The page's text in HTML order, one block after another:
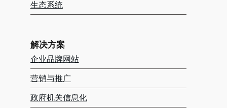
生态系统
解决方案
企业品牌网站
营销与推广
政府机关信息化